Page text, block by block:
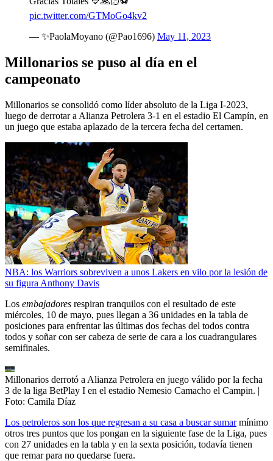
pic.twitter.com/GTMoGo4kv2
— ✨PaolaMoyano (@Pao1696) May 11, 2023
Millonarios se puso al día en el
campeonato
Millonarios se consolidó como líder absoluto de la Liga I-2023,
luego de derrotar a Alianza Petrolera 3-1 en el estadio El Campín, en
un juego que estaba aplazado de la tercera fecha del certamen.
NBA: los Warriors sobreviven a unos Lakers en vilo por la lesión de
su figura Anthony Davis
Los embajadores respiran tranquilos con el resultado de este
miércoles, 10 de mayo, pues llegan a 36 unidades en la tabla de
posiciones para enfrentar las últimas dos fechas del todos contra
todos y soñar con ser cabeza de serie de cara a los cuadrangulares
semifinales.
Millonarios derrotó a Alianza Petrolera en juego válido por la fecha
3 de la liga BetPlay I en el estadio Nemesio Camacho el Campin. |
Foto: Camila Díaz
Los petroleros son los que regresan a su casa a buscar sumarmínimo
otros tres puntos que los pongan en la siguiente fase de la Liga, pues
con 27 unidades en la tabla y en la sexta posición, todavía tienen
que remar para no quedarse fuera.